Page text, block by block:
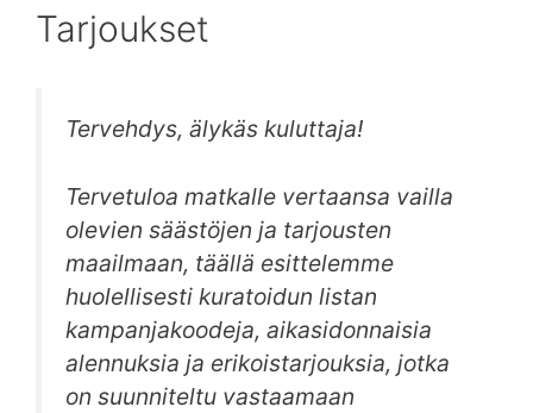
Tarjoukset
Tervehdys, älykäs kuluttaja!
Tervetuloa matkalle vertaansa vailla
olevien säästöjen ja tarjousten
maailmaan, täällä esittelemme
huolellisesti kuratoidun listan
kampanjakoodeja, aikasidonnaisia
alennuksia ja erikoistarjouksia, jotka
on suunniteltu vastaamaan